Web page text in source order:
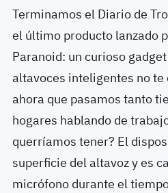
Terminamos el Diario de
el último producto lanzado
Paranoid: un curioso
altavoces inteligentes no te
ahora que pasamos tanto
hogares hablando de
querríamos tener? El
superficie del altavoz y es
micrófono durante el